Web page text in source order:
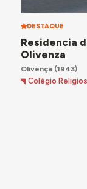
DESTAQUE
Residencia
Olivenza
Olivença(1943)
Colégio